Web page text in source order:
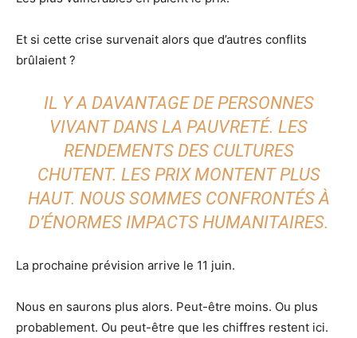
Et si cette crise survenait alors que d’autres conflits
brûlaient ?
IL Y A DAVANTAGE DE PERSONNES
VIVANT DANS LA PAUVRETÉ. LES
RENDEMENTS DES CULTURES
CHUTENT. LES PRIX MONTENT PLUS
HAUT. NOUS SOMMES CONFRONTÉS À
D’ÉNORMES IMPACTS HUMANITAIRES.
La prochaine prévision arrive le 11 juin.
Nous en saurons plus alors. Peut-être moins. Ou plus
probablement. Ou peut-être que les chiffres restent ici.